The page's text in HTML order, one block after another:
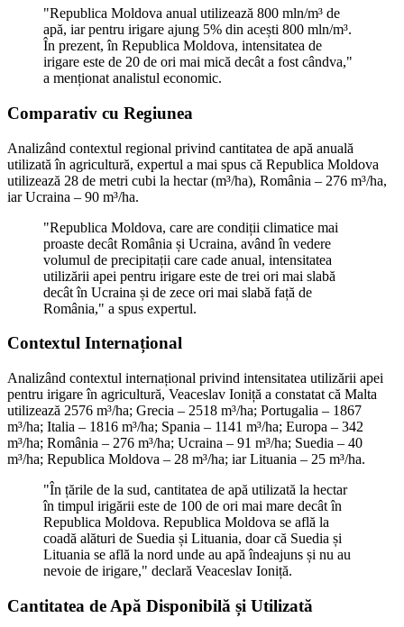
"Republica Moldova anual utilizează 800 mln/m³ de
apă, iar pentru irigare ajung 5% din acești 800 mln/m³.
În prezent, în Republica Moldova, intensitatea de
irigare este de 20 de ori mai mică decât a fost cândva,"
a menționat analistul economic.
Comparativ cu Regiunea
Analizând contextul regional privind cantitatea de apă anuală
utilizată în agricultură, expertul a mai spus că Republica Moldova
utilizează 28 de metri cubi la hectar (m³/ha), România – 276 m³/ha,
iar Ucraina – 90 m³/ha.
"Republica Moldova, care are condiții climatice mai
proaste decât România și Ucraina, având în vedere
volumul de precipitații care cade anual, intensitatea
utilizării apei pentru irigare este de trei ori mai slabă
decât în Ucraina și de zece ori mai slabă față de
România," a spus expertul.
Contextul Internațional
Analizând contextul internațional privind intensitatea utilizării apei
pentru irigare în agricultură, Veaceslav Ioniță a constatat că Malta
utilizează 2576 m³/ha; Grecia – 2518 m³/ha; Portugalia – 1867
m³/ha; Italia – 1816 m³/ha; Spania – 1141 m³/ha; Europa – 342
m³/ha; România – 276 m³/ha; Ucraina – 91 m³/ha; Suedia – 40
m³/ha; Republica Moldova – 28 m³/ha; iar Lituania – 25 m³/ha.
"În țările de la sud, cantitatea de apă utilizată la hectar
în timpul irigării este de 100 de ori mai mare decât în
Republica Moldova. Republica Moldova se află la
coadă alături de Suedia și Lituania, doar că Suedia și
Lituania se află la nord unde au apă îndeajuns și nu au
nevoie de irigare," declară Veaceslav Ioniță.
Cantitatea de Apă Disponibilă și Utilizată